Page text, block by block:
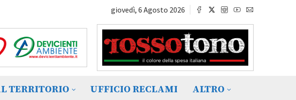
giovedì, 6 Agosto 2026
TERRITORIO UFFICIO RECLAMI ALTRO